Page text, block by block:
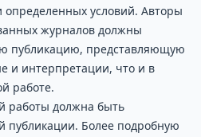
условий. Авторы
журналов должны
публикацию, представляющую
и интерпретации, что и в
работе.
работы должна быть
публикации. Более подробную